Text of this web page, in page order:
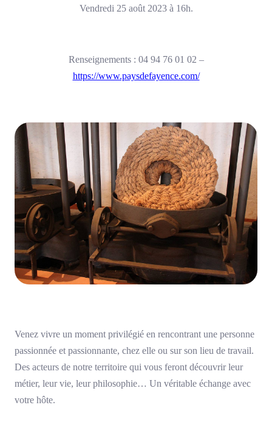
Vendredi 25 août 2023 à 16h.
Renseignements : 04 94 76 01 02 –
https://www.paysdefayence.com/
Venez vivre un moment privilégié en rencontrant une personne
passionnée et passionnante, chez elle ou sur son lieu de travail.
Des acteurs de notre territoire qui vous feront découvrir leur
métier, leur vie, leur philosophie… Un véritable échange avec
votre hôte.